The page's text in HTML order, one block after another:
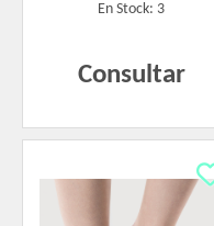
En Stock: 3
Consultar